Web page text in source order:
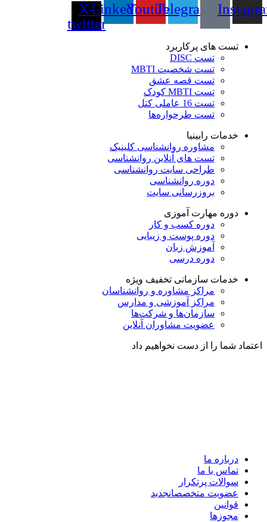
Telegram
Youtube
Linkedin
X-
twitter
تست های پرکاربرد
تست DISC
تست شخصیت MBTI
تست قصه عشق
تست MBTI کودک
تست 16 عاملی کتل
تست طرحواره‌ها
خدمات رابینیا
مشاوره روانشناسی کلینیک
تست های آنلاین روانشناسی
طراحی سایت روانشناسی
دوره روانشناسی
بروزرسانی سایت
دوره مهارت آموزی
دوره کسب و کار
دوره پوست و زیبایی
آموزش زبان
دوره درسی
خدمات سازمانی تخفیف ویژه
مراکز مشاوره و روانشناسان
مراکز آموزشی و مدارس
سازمان‌ها و شرکت‌ها
عضویت مشاوران آنلاین
اعتماد شما را از دست نخواهیم داد
درباره ما
تماس با ما
سوالات پرتکرار
عضویت متخصصانجدید
قوانین
مجوزها